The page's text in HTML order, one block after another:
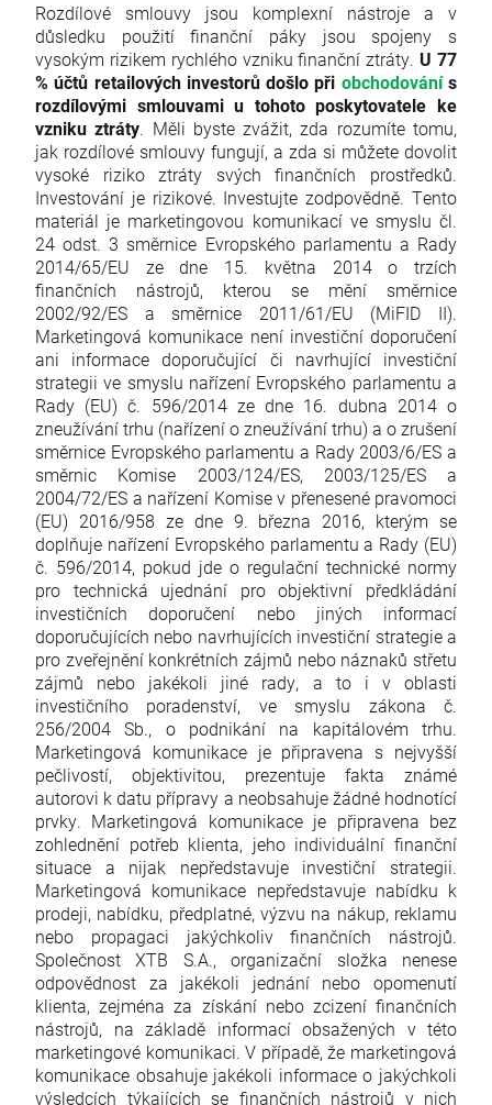
Rozdílové smlouvy jsou komplexní nástroje a v
důsledku použití finanční páky jsou spojeny s
vysokým rizikem rychlého vzniku finanční ztráty. U 77
% účtů retailových investorů došlo při obchodovánís
rozdílovými smlouvami u tohoto poskytovatele ke
vzniku ztráty. Měli byste zvážit, zda rozumíte tomu,
jak rozdílové smlouvy fungují, a zda si můžete dovolit
vysoké riziko ztráty svých finančních prostředků.
Investování je rizikové. Investujte zodpovědně. Tento
materiál je marketingovou komunikací ve smyslu čl.
24 odst. 3 směrnice Evropského parlamentu a Rady
2014/65/EU ze dne 15. května 2014 o trzích
finančních nástrojů, kterou se mění směrnice
2002/92/ES a směrnice 2011/61/EU (MiFID II).
Marketingová komunikace není investiční doporučení
ani informace doporučující či navrhující investiční
strategii ve smyslu nařízení Evropského parlamentu a
Rady (EU) č. 596/2014 ze dne 16. dubna 2014 o
zneužívání trhu (nařízení o zneužívání trhu) a o zrušení
směrnice Evropského parlamentu a Rady 2003/6/ES a
směrnic Komise 2003/124/ES, 2003/125/ES a
2004/72/ES a nařízení Komise v přenesené pravomoci
(EU) 2016/958 ze dne 9. března 2016, kterým se
doplňuje nařízení Evropského parlamentu a Rady (EU)
č. 596/2014, pokud jde o regulační technické normy
pro technická ujednání pro objektivní předkládání
investičních doporučení nebo jiných informací
doporučujících nebo navrhujících investiční strategie a
pro zveřejnění konkrétních zájmů nebo náznaků střetu
zájmů nebo jakékoli jiné rady, a to i v oblasti
investičního poradenství, ve smyslu zákona č.
256/2004 Sb., o podnikání na kapitálovém trhu.
Marketingová komunikace je připravena s nejvyšší
pečlivostí, objektivitou, prezentuje fakta známé
autorovi k datu přípravy a neobsahuje žádné hodnotící
prvky. Marketingová komunikace je připravena bez
zohlednění potřeb klienta, jeho individuální finanční
situace a nijak nepředstavuje investiční strategii.
Marketingová komunikace nepředstavuje nabídku k
prodeji, nabídku, předplatné, výzvu na nákup, reklamu
nebo propagaci jakýchkoliv finančních nástrojů.
Společnost XTB S.A., organizační složka nenese
odpovědnost za jakékoli jednání nebo opomenutí
klienta, zejména za získání nebo zcizení finančních
nástrojů, na základě informací obsažených v této
marketingové komunikaci. V případě, že marketingová
komunikace obsahuje jakékoli informace o jakýchkoli
výsledcích týkajících se finančních nástrojů v nich